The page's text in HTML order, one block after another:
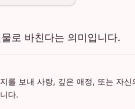
로 바친다는 의미입니다.
를 보내 사랑, 깊은 애정, 또는 자
다.